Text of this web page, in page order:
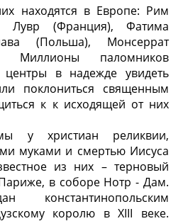
находятся в Европе: Рим
(Франция), Фатима
(Польша), Монсеррат
паломников
центры в надежде увидеть
поклониться священным
к к исходящей от них
у христиан реликвии,
муками и смертью Иисуса
из них – терновый
в соборе Нотр - Дам.
королю в XIII веке.